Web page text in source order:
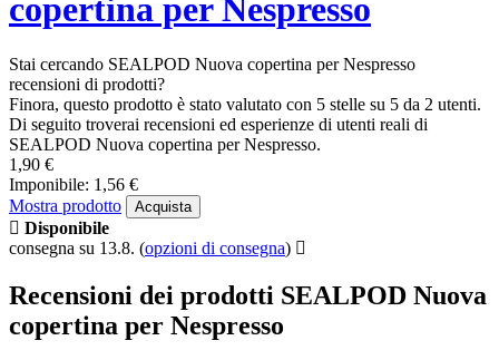
copertina per Nespresso
Stai cercando SEALPOD Nuova copertina per Nespresso
recensioni di prodotti?
Finora, questo prodotto è stato valutato con 5 stelle su 5 da 2 utenti.
Di seguito troverai recensioni ed esperienze di utenti reali di
SEALPOD Nuova copertina per Nespresso.
1,90 €
Imponibile: 1,56 €
Mostra prodotto
Acquista
Disponibile
consegna su 13.8. (opzioni di consegna)
Recensioni dei prodotti SEALPOD Nuova
copertina per Nespresso